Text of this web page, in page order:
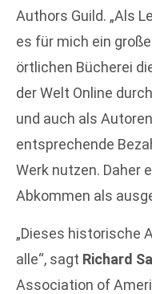
Authors Guild. „Als
es für mich ein
örtlichen Bücherei
der Welt Online
und auch als
entsprechende
Werk nutzen. Daher
Abkommen als
„Dieses historische
alle“, sagt Richard
Association of